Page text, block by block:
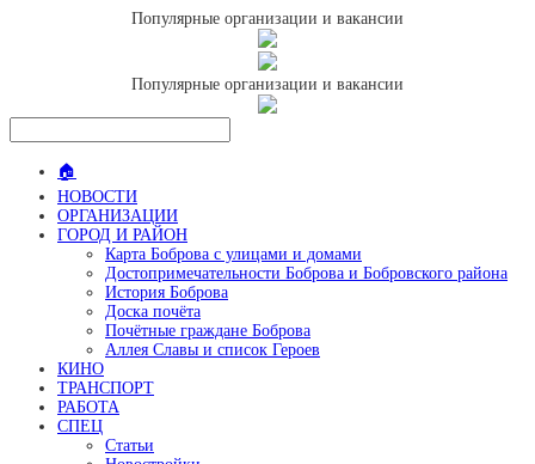
Популярные организации и вакансии
Популярные организации и вакансии
🏠
НОВОСТИ
ОРГАНИЗАЦИИ
ГОРОД И РАЙОН
Карта Боброва с улицами и домами
Достопримечательности Боброва и Бобровского района
История Боброва
Доска почёта
Почётные граждане Боброва
Аллея Славы и список Героев
КИНО
ТРАНСПОРТ
РАБОТА
СПЕЦ
Статьи